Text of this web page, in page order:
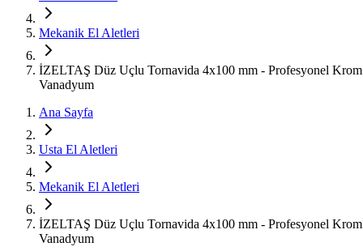
Mekanik El Aletleri
İZELTAŞ Düz Uçlu Tornavida 4x100 mm - Profesyonel Krom
Vanadyum
Ana Sayfa
Usta El Aletleri
Mekanik El Aletleri
İZELTAŞ Düz Uçlu Tornavida 4x100 mm - Profesyonel Krom
Vanadyum